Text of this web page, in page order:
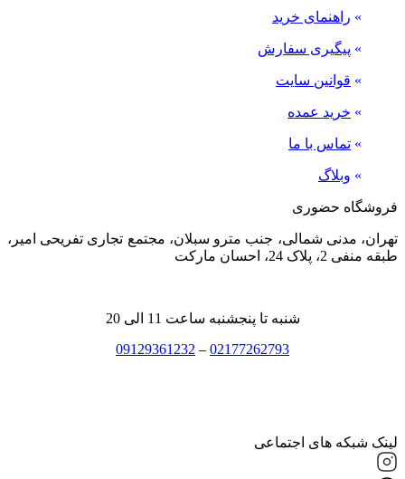
» راهنمای خرید
» پیگیری سفارش
» قوانین سایت
» خرید عمده
» تماس با ما
» وبلاگ
فروشگاه حضوری
تهران، مدنی شمالی، جنب مترو سبلان، مجتمع تجاری تفریحی امیر،
طبقه منفی 2، پلاک 24، احسان مارکت
شنبه تا پنجشنبه ساعت 11 الی 20
02177262793
–
09129361232
لینک شبکه های اجتماعی